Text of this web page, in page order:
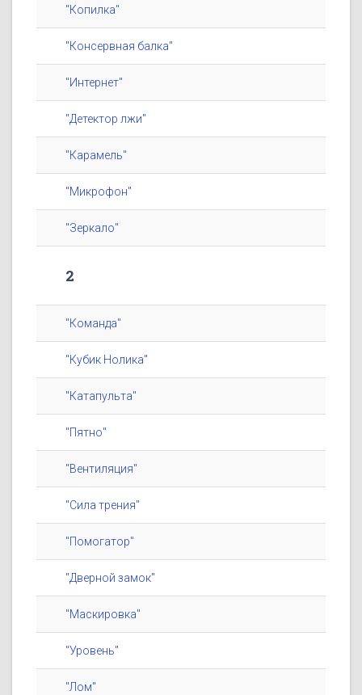
"Копилка"
"Консервная балка"
"Интернет"
"Детектор лжи"
"Карамель"
"Микрофон"
"Зеркало"
2
"Команда"
"Кубик Нолика"
"Катапульта"
"Пятно"
"Вентиляция"
"Сила трения"
"Помогатор"
"Дверной замок"
"Маскировка"
"Уровень"
"Лом"